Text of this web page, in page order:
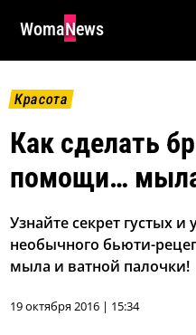
WomaNews
Красота
Как сделать
помощи…
Узнайте секрет густых
необычного бьюти-
мыла и ватной палочки!
19 октября 2016 | 15:34